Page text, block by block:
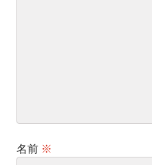
名前 ※